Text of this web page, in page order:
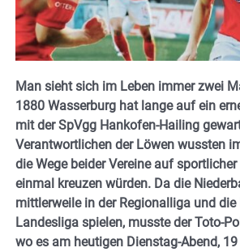
Man sieht sich im Leben immer zwei
1880 Wasserburg hat lange auf ein
mit der SpVgg Hankofen-Hailing
Verantwortlichen der Löwen wussten
die Wege beider Vereine auf
einmal kreuzen würden. Da die
mittlerweile in der Regionalliga und die
Landesliga spielen, musste der Toto-
wo es am heutigen Dienstag-Abend, 19